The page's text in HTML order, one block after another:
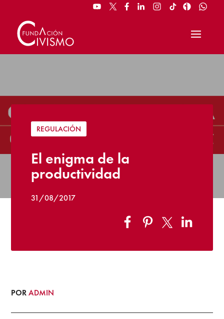
REGULACIÓN
El enigma de la
productividad
31/08/2017
PORADMIN